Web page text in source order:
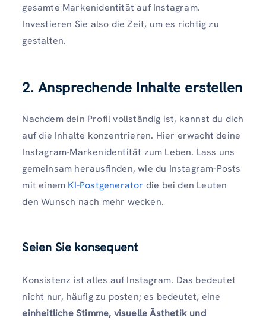
gesamte Markenidentität auf Instagram.
Investieren Sie also die Zeit, um es richtig zu
gestalten.
2. Ansprechende Inhalte erstellen
Nachdem dein Profil vollständig ist, kannst du dich
auf die Inhalte konzentrieren. Hier erwacht deine
Instagram-Markenidentität zum Leben. Lass uns
gemeinsam herausfinden, wie du Instagram-Posts
mit einem KI-Postgenerator die bei den Leuten
den Wunsch nach mehr wecken.
Seien Sie konsequent
Konsistenz ist alles auf Instagram. Das bedeutet
nicht nur, häufig zu posten; es bedeutet, eine
einheitliche Stimme, visuelle Ästhetik und